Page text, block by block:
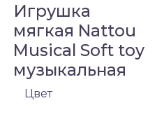
Игрушка
мягкая Nattou
Musical Soft toy
музыкальная
Цвет